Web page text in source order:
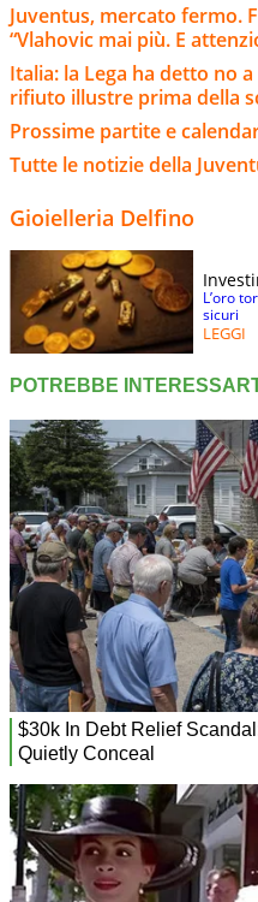
Juventus, mercato fermo.
“Vlahovic mai più. E
Italia: la Lega ha detto no
rifiuto illustre prima della
Prossime partite e
Tutte le notizie della
Gioielleria Delfino
L’oro
sicuri
LEGGI